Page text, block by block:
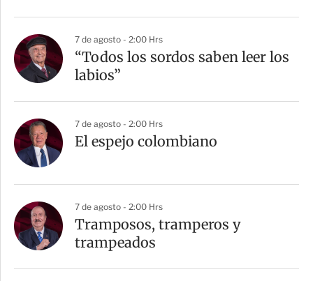
7 de agosto - 2:00 Hrs
“Todos los sordos saben leer los
labios”
7 de agosto - 2:00 Hrs
El espejo colombiano
7 de agosto - 2:00 Hrs
Tramposos, tramperos y
trampeados